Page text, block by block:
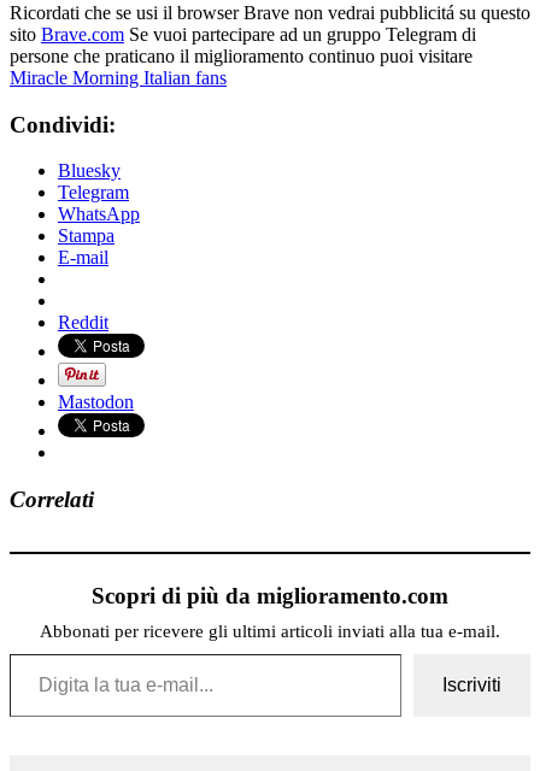
Ricordati che se usi il browser Brave non vedrai pubblicitá su questo
sito Brave.com Se vuoi partecipare ad un gruppo Telegram di
persone che praticano il miglioramento continuo puoi visitare
Miracle Morning Italian fans
Condividi:
Bluesky
Telegram
WhatsApp
Stampa
E-mail
Reddit
Mastodon
Correlati
Scopri di più da miglioramento.com
Abbonati per ricevere gli ultimi articoli inviati alla tua e-mail.
Digita la tua e-mail...
Iscriviti